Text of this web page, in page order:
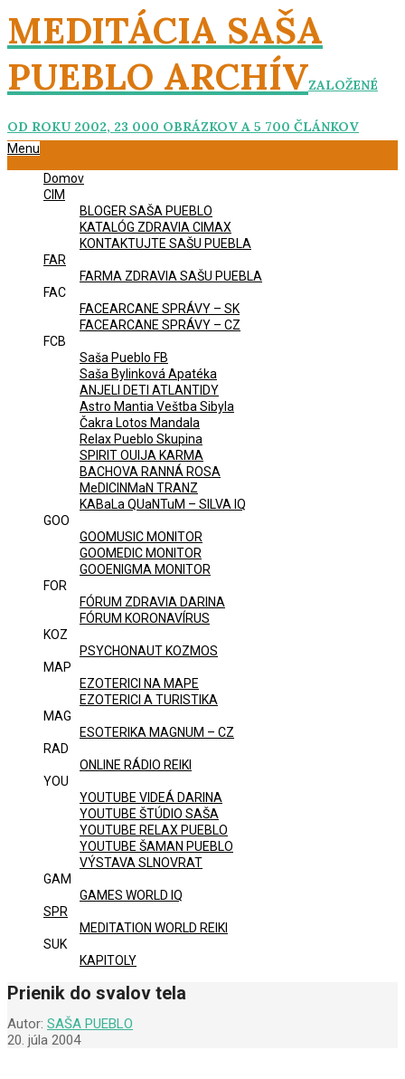
Skip
to
content
MEDITÁCIA SAŠA
PUEBLO ARCHÍVZALOŽENÉ
OD ROKU 2002, 23 000 OBRÁZKOV A 5 700 ČLÁNKOV
Primary
Menu
Domov
CIM
BLOGER SAŠA PUEBLO
KATALÓG ZDRAVIA CIMAX
KONTAKTUJTE SAŠU PUEBLA
FAR
FARMA ZDRAVIA SAŠU PUEBLA
FAC
FACEARCANE SPRÁVY – SK
FACEARCANE SPRÁVY – CZ
FCB
Saša Pueblo FB
Saša Bylinková Apatéka
ANJELI DETI ATLANTIDY
Astro Mantia Veštba Sibyla
Čakra Lotos Mandala
Relax Pueblo Skupina
SPIRIT OUIJA KARMA
BACHOVA RANNÁ ROSA
MeDICINMaN TRANZ
KABaLa QUaNTuM – SILVA IQ
GOO
GOOMUSIC MONITOR
GOOMEDIC MONITOR
GOOENIGMA MONITOR
FOR
FÓRUM ZDRAVIA DARINA
FÓRUM KORONAVÍRUS
KOZ
PSYCHONAUT KOZMOS
MAP
EZOTERICI NA MAPE
EZOTERICI A TURISTIKA
MAG
ESOTERIKA MAGNUM – CZ
RAD
ONLINE RÁDIO REIKI
YOU
YOUTUBE VIDEÁ DARINA
YOUTUBE ŠTÚDIO SAŠA
YOUTUBE RELAX PUEBLO
YOUTUBE ŠAMAN PUEBLO
VÝSTAVA SLNOVRAT
GAM
GAMES WORLD IQ
SPR
MEDITATION WORLD REIKI
SUK
KAPITOLY
Prienik do svalov tela
Autor: SAŠA PUEBLO
20. júla 2004